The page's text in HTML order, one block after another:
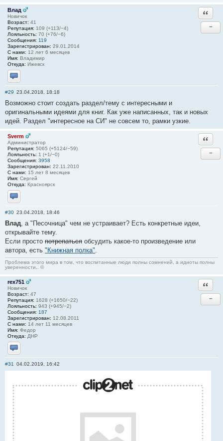
Влад
Новичок
Возраст: 41
Репутация: 109 (+113/−4)
Лояльность: 70 (+76/−6)
Сообщения: 119
Зарегистрирован: 29.01.2014
С нами: 12 лет 6 месяцев
Имя: Владимир
Откуда: Ижевск
Отправить личное сообщение
−
#29 23.04.2018, 18:18
Возможно стоит создать раздел/тему с интересными и
оригинальными идеями для книг. Как уже написанных, так и новых
идей. Раздел "интересное на СИ" не совсем то, рамки узкие.
Sverm
Администратор
Репутация: 5065 (+5124/−59)
Лояльность: 1 (+1/−0)
Сообщения: 3958
Зарегистрирован: 22.11.2010
С нами: 15 лет 8 месяцев
Имя: Сергей
Откуда: Красноярск
Отправить личное сообщение
−
#30 23.04.2018, 18:46
Влад , а "Песочница" чем не устраивает? Есть конкретные идеи,
открывайте тему.
Если просто потрепаться обсудить какое-то произведение или
автора, есть "Книжная полка"
Проблема этого мира в том, что воспитанные люди полны сомнений, а идиоты полны
уверенности.. ©
rex751
Новичок
Возраст: 47
Репутация: 1628 (+1650/−22)
Лояльность: 943 (+945/−2)
Сообщения: 187
Зарегистрирован: 12.08.2011
С нами: 14 лет 11 месяцев
Имя: Федор
Откуда: ДНР
Отправить личное сообщение
−
#31 04.02.2019, 16:42